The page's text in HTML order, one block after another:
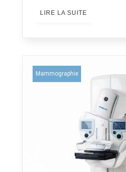
LIRE LA SUITE
Mammographie